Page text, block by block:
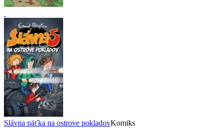
Slávna päťka na ostrove pokladovKomiks